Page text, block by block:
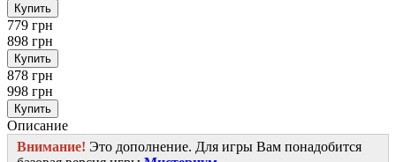
Купить
779 грн
898 грн
Купить
878 грн
998 грн
Купить
Описание
Внимание! Это дополнение. Для игры Вам понадобится